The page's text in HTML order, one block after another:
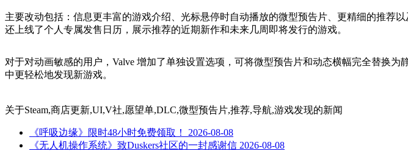
主要改动包括：信息更丰富的游戏介绍、光标悬停时自动播放的微型预告片、更精细的推荐
还上线了个人专属发售日历，展示推荐的近期新作和未来几周即将发行的游戏。
对于对动画敏感的用户，Valve 增加了单独设置选项，可将微型预告片和动态横幅完全替换
中更轻松地发现新游戏。
关于Steam,商店更新,UI,V社,愿望单,DLC,微型预告片,推荐,导航,游戏发现的新闻
《呼吸边缘》限时48小时免费领取！
2026-08-08
《无人机操作系统》致Duskers社区的一封感谢信 2026-08-08